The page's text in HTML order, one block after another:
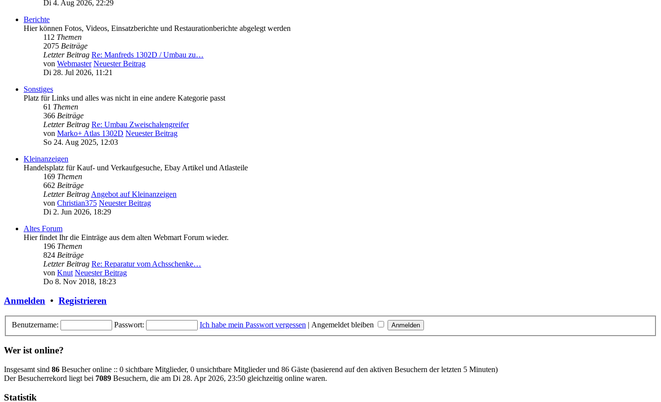
Di 4. Aug 2026, 22:29
Berichte
Hier können Fotos, Videos, Einsatzberichte und Restaurationberichte abgelegt werden
112 Themen
2075 Beiträge
Letzter Beitrag Re: Manfreds 1302D / Umbau zu…
von Webmaster Neuester Beitrag
Di 28. Jul 2026, 11:21
Sonstiges
Platz für Links und alles was nicht in eine andere Kategorie passt
61 Themen
366 Beiträge
Letzter Beitrag Re: Umbau Zweischalengreifer
von Marko+ Atlas 1302D Neuester Beitrag
So 24. Aug 2025, 12:03
Kleinanzeigen
Handelsplatz für Kauf- und Verkaufgesuche, Ebay Artikel und Atlasteile
169 Themen
662 Beiträge
Letzter BeitragAngebot auf Kleinanzeigen
von Christian375 Neuester Beitrag
Di 2. Jun 2026, 18:29
Altes Forum
Hier findet Ihr die Einträge aus dem alten Webmart Forum wieder.
196 Themen
824 Beiträge
Letzter Beitrag Re: Reparatur vom Achsschenke…
von Knut Neuester Beitrag
Do 8. Nov 2018, 18:23
Anmelden • Registrieren
Benutzername: Passwort: Ich habe mein Passwort vergessen | Angemeldet bleiben
Wer ist online?
Insgesamt sind 86 Besucher online :: 0 sichtbare Mitglieder, 0 unsichtbare Mitglieder und 86 Gäste (basierend auf den aktiven Besuchern der letzten 5 Minuten)
Der Besucherrekord liegt bei 7089 Besuchern, die am Di 28. Apr 2026, 23:50 gleichzeitig online waren.
Statistik